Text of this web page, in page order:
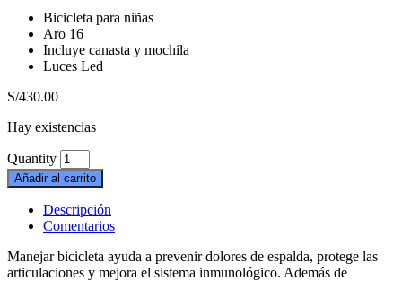
Bicicleta para niñas
Aro 16
Incluye canasta y mochila
Luces Led
S/430.00
Hay existencias
Quantity
Añadir al carrito
Descripción
Comentarios
Manejar bicicleta ayuda a prevenir dolores de espalda, protege las
articulaciones y mejora el sistema inmunológico. Además de